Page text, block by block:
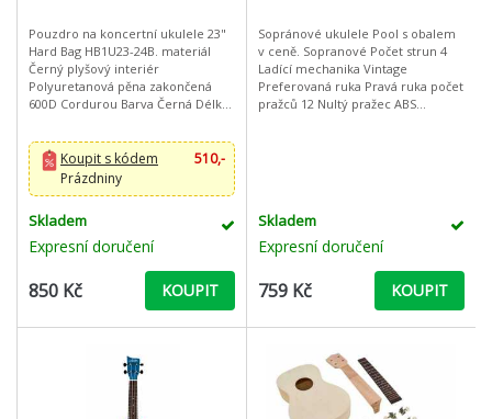
Pouzdro na koncertní ukulele 23"
Hard Bag HB1U23-24B. materiál
Černý plyšový interiér
Polyuretanová pěna zakončená
600D Cordurou Barva Černá Délka
obsahuje Nastavitelné popruhy
pro nošení na
Koupit s kódem
510,-
Prázdniny
Skladem
Expresní doručení
850 Kč KOUPIT
Sopránové ukulele Pool s obalem
v ceně. Sopranové Počet strun 4
Ladící mechanika Vintage
Preferovaná ruka Pravá ruka počet
pražců 12 Nultý pražec ABS
Skladem
Expresní doručení
759 Kč KOUPIT